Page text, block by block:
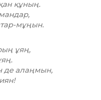
құның.
мұңын.
ұяң,
де алаңмын,